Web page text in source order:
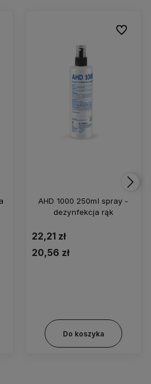
AHD 1000 250ml spray -
dezynfekcja rąk
22,21 zł
20,56 zł
Do koszyka
Do